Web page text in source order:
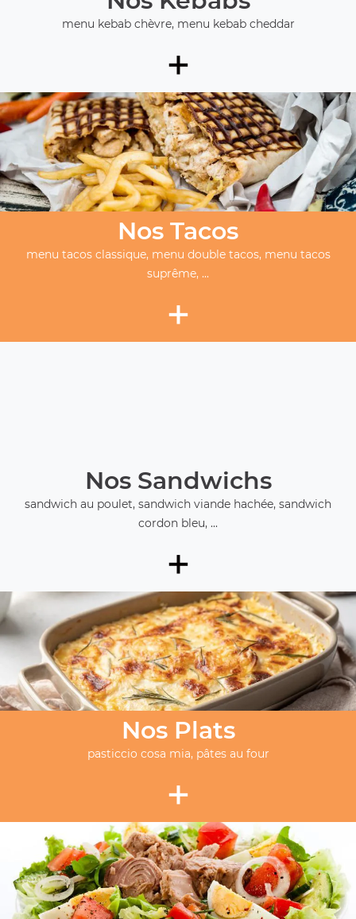
menu kebab chèvre, menu kebab cheddar
+
Nos Tacos
menu tacos classique, menu double tacos, menu tacos
suprême, ...
+
Nos Sandwichs
sandwich au poulet, sandwich viande hachée, sandwich
cordon bleu, ...
+
Nos Plats
pasticcio cosa mia, pâtes au four
+